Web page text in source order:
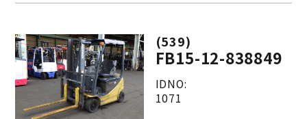
(539)
FB15-12-838849
IDNO:
1071